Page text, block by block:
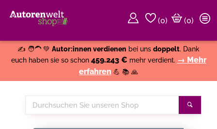
(0)
(0)
✍️ 🧑‍🦱 💚 Autor:innen verdienen bei uns doppelt. Dank
euch haben sie so schon 459.243 € mehr verdient. → Mehr
erfahren 💪 📚 🙏
Durchsuchen
Sie